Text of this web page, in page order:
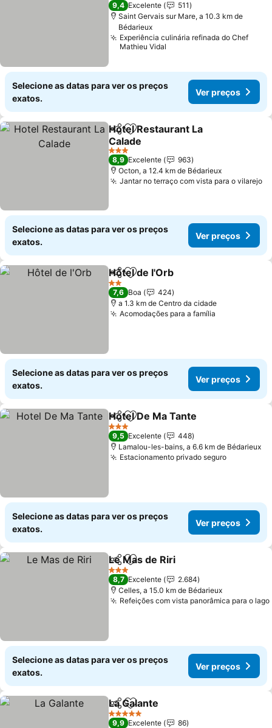
9,4 Excelente
511
Saint Gervais sur Mare, a 10.3 km de
Bédarieux
Experiência culinária refinada do Chef
Mathieu Vidal
Selecione as datas para ver os preços
exatos.
Ver preços
PartilharAdicionar aos favoritos
Hotel Restaurant La
Calade
3 Estrelas
8,9 Excelente
963
Octon, a 12.4 km de Bédarieux
Jantar no terraço com vista para o vilarejo
Selecione as datas para ver os preços
exatos.
Ver preços
PartilharAdicionar aos favoritos
Hôtel de l'Orb
2 Estrelas
7,6 Boa
424
a 1.3 km de Centro da cidade
Acomodações para a família
Selecione as datas para ver os preços
exatos.
Ver preços
PartilharAdicionar aos favoritos
Hotel De Ma Tante
3 Estrelas
9,5 Excelente
448
Lamalou-les-bains, a 6.6 km de Bédarieux
Estacionamento privado seguro
Selecione as datas para ver os preços
exatos.
Ver preços
PartilharAdicionar aos favoritos
Le Mas de Riri
3 Estrelas
8,7 Excelente
2.684
Celles, a 15.0 km de Bédarieux
Refeições com vista panorâmica para o lago
Selecione as datas para ver os preços
exatos.
Ver preços
PartilharAdicionar aos favoritos
La Galante
5 Estrelas
9,9 Excelente
86